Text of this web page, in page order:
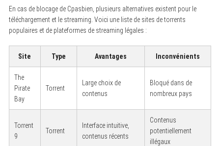
En cas de blocage de Cpasbien, plusieurs alternatives existent pour le
téléchargement et le streaming. Voici une liste de sites de torrents
populaires et de plateformes de streaming légales :
Site Type Avantages Inconvénients
The
Pirate
Bay
Torrent
Large choix de
contenus
Bloqué dans de
nombreux pays
Torrent
9
Torrent
Interface intuitive,
contenus récents
Contenus
potentiellement
illégaux